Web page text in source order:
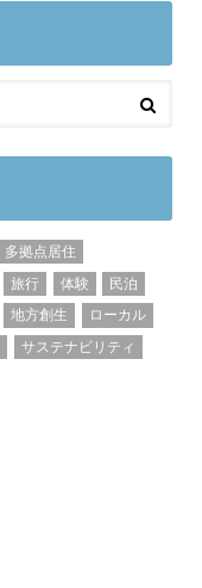
多拠点居住
旅行 体験
民泊
地方創生
ローカル
サステナビリティ